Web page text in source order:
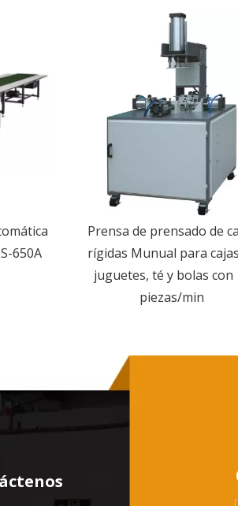
650A
Prensa de prensado de
rígidas Munual para
juguetes, té y bolas con
piezas/min